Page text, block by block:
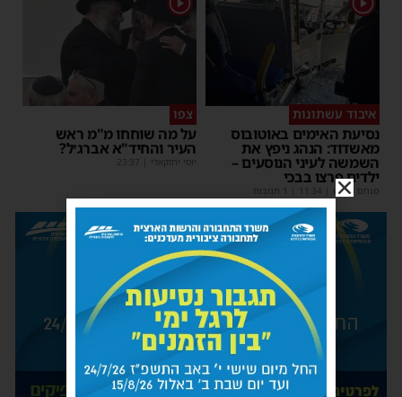
איבוד עשתונות
נסיעת האימים באוטובוס
מאשדוד: הנהג ניפץ את
השמשה לעיני הנוסעים –
ילדים פרצו בבכי
מנחם דויטש 11:34
צפו
על מה שוחחו מ"מ ראש
העיר והחיד"א אברג׳ל?
יוסי יחזקאלי 23:37